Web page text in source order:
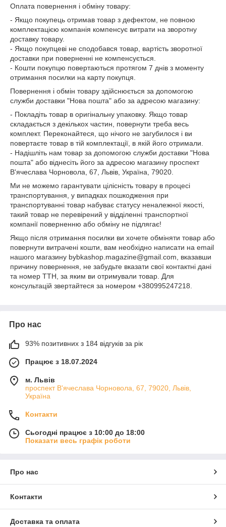
Оплата повернення і обміну товару:
- Якщо покупець отримав товар з дефектом, не повною
комплектацією компанія компенсує витрати на зворотну
доставку товару.
- Якщо покупцеві не сподобався товар, вартість зворотної
доставки при поверненні не компенсується.
- Кошти покупцю повертаються протягом 7 днів з моменту
отримання посилки на карту покупця.
Повернення і обмін товару здійснюється за допомогою
служби доставки "Нова пошта" або за адресою магазину:
- Покладіть товар в оригінальну упаковку. Якщо товар
складається з декількох частин, повернути треба весь
комплект. Переконайтеся, що нічого не загубилося і ви
повертаєте товар в тій комплектації, в якій його отримали.
- Надішліть нам товар за допомогою служби доставки "Нова
пошта" або віднесіть його за адресою магазину проспект
В'ячеслава Чорновола, 67, Львів, Україна, 79020.
Ми не можемо гарантувати цілісність товару в процесі
транспортування, у випадках пошкодження при
транспортуванні товар набуває статусу неналежної якості,
такий товар не перевірений у відділенні транспортної
компанії поверненню або обміну не підлягає!
Якщо після отримання посилки ви хочете обміняти товар або
повернути витрачені кошти, вам необхідно написати на email
нашого магазину bybkashop.magazine@gmail.com, вказавши
причину повернення, не забудьте вказати свої контактні дані
та номер ТТН, за яким ви отримували товар. Для
консультацій звертайтеся за номером +380995247218.
Про нас
93% позитивних з 184 відгуків за рік
Працює з 18.07.2024
м. Львів
проспект В'ячеслава Чорновола, 67, 79020, Львів,
Україна
Контакти
Сьогодні працює з 10:00 до 18:00
Показати весь графік роботи
Про нас
Контакти
Доставка та оплата